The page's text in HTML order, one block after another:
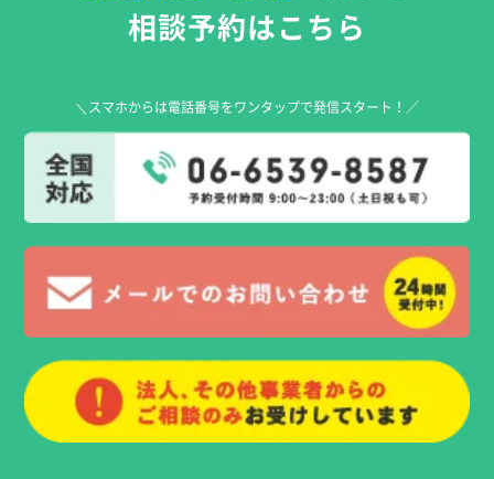
相談予約はこちら
＼スマホからは電話番号をワンタップで発信スタート！／